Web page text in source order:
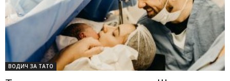
ВОДИЧ ЗА ТАТО